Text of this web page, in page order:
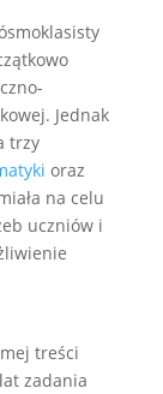
Jednak
trzy
oraz
na celu
uczniów i
treści
zadania